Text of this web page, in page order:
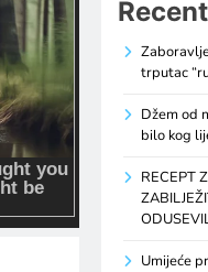
trputac
Džem od
bilo kog
RECEPT
Umijeće